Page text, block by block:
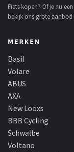
Fiets kopen? Of je nu
bekijk ons grote aanbod
MERKEN
Basil
Volare
ABUS
AXA
New Looxs
BBB Cycling
Schwalbe
Voltano